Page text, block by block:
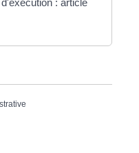
: article